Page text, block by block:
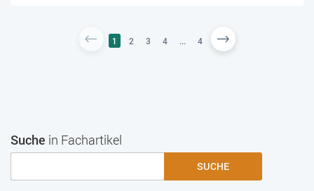
1 2 3 4 ... 4
Suche in Fachartikel
SUCHE